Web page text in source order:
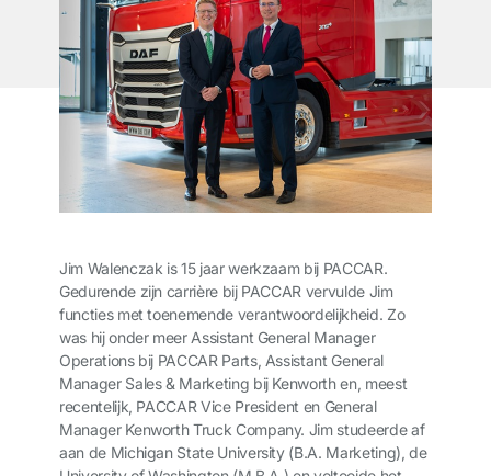
Jim Walenczak is 15 jaar werkzaam bij PACCAR.
Gedurende zijn carrière bij PACCAR vervulde Jim
functies met toenemende verantwoordelijkheid. Zo
was hij onder meer Assistant General Manager
Operations bij PACCAR Parts, Assistant General
Manager Sales & Marketing bij Kenworth en, meest
recentelijk, PACCAR Vice President en General
Manager Kenworth Truck Company. Jim studeerde af
aan de Michigan State University (B.A. Marketing), de